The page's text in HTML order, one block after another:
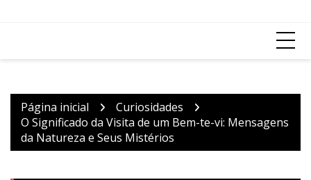
Página inicial
Curiosidades
O Significado da Visita de um Bem-te-vi: Mensagens
da Natureza e Seus Mistérios